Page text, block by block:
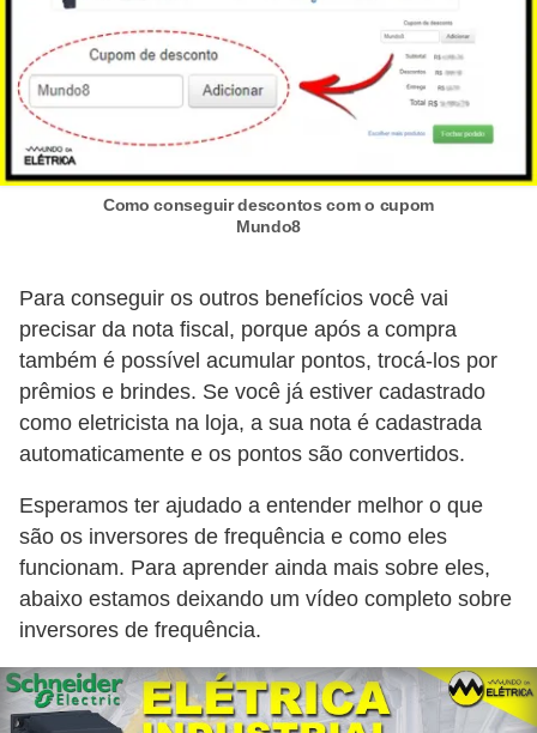
Como conseguir descontos com o cupom
Mundo8
Para conseguir os outros benefícios você vai
precisar da nota fiscal, porque após a compra
também é possível acumular pontos, trocá-los por
prêmios e brindes. Se você já estiver cadastrado
como eletricista na loja, a sua nota é cadastrada
automaticamente e os pontos são convertidos.
Esperamos ter ajudado a entender melhor o que
são os inversores de frequência e como eles
funcionam. Para aprender ainda mais sobre eles,
abaixo estamos deixando um vídeo completo sobre
inversores de frequência.
t
r
i
c
S
e
g
u
r
a
n
ç
a
e
m
e
l